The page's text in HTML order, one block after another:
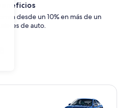
desde un 10% en más de un
de auto.